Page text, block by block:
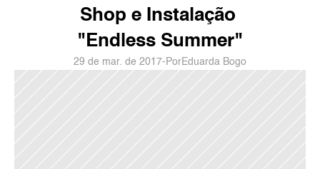
Shop e Instalação
"Endless Summer"
29 de mar. de 2017- PorEduarda Bogo